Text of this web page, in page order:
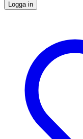
Logga in